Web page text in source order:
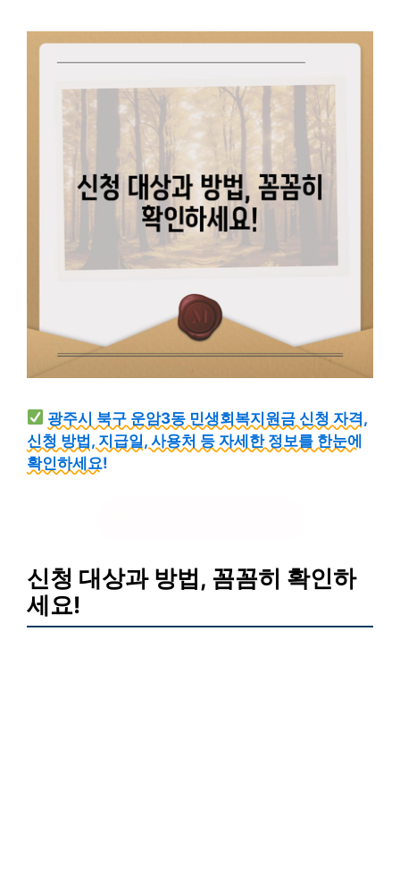
광주시 북구 운암3동 민생회복지원금 신청 자격,
신청 방법, 지급일, 사용처 등 자세한 정보를 한눈에
확인하세요!
신청 대상과 방법, 꼼꼼히 확인하
세요!